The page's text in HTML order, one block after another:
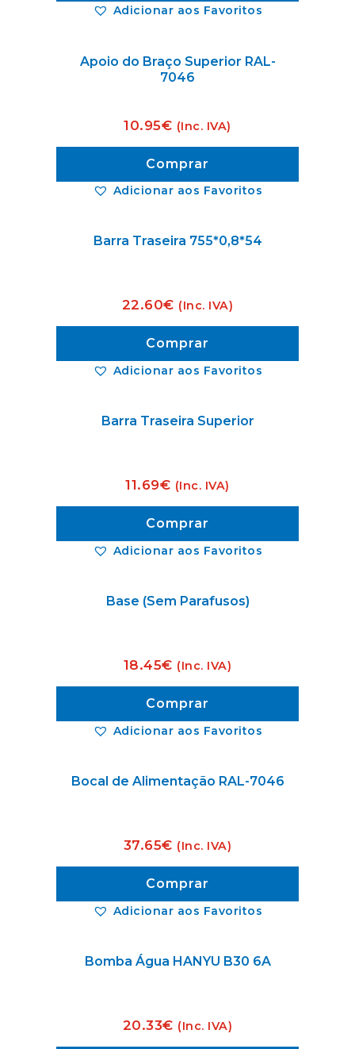
Adicionar aos Favoritos
Adicionar aos Favoritos
Apoio do Braço Superior RAL-
7046
10.95€ (Inc. IVA)
Comprar
Adicionar aos Favoritos
Barra Traseira 755*0,8*54
22.60€ (Inc. IVA)
Comprar
Adicionar aos Favoritos
Barra Traseira Superior
11.69€ (Inc. IVA)
Comprar
Adicionar aos Favoritos
Base (Sem Parafusos)
18.45€ (Inc. IVA)
Comprar
Adicionar aos Favoritos
Bocal de Alimentação RAL-7046
37.65€ (Inc. IVA)
Comprar
Bomba Água HANYU B30 6A
20.33€ (Inc. IVA)